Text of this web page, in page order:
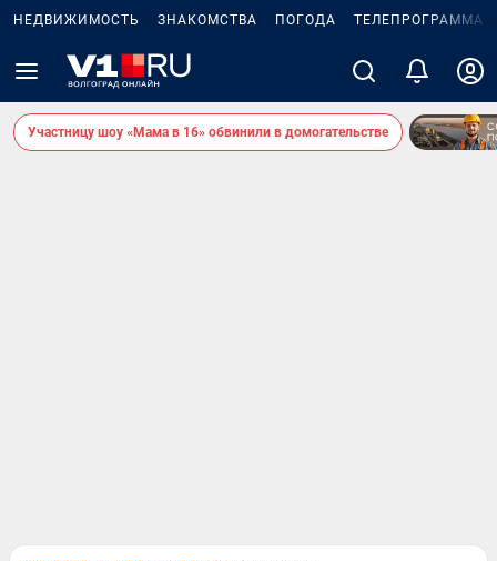
НЕДВИЖИМОСТЬ ЗНАКОМСТВА ПОГОДА ТЕЛЕПРОГРАММА
Участницу шоу «Мама в 16» обвинили в домогательстве